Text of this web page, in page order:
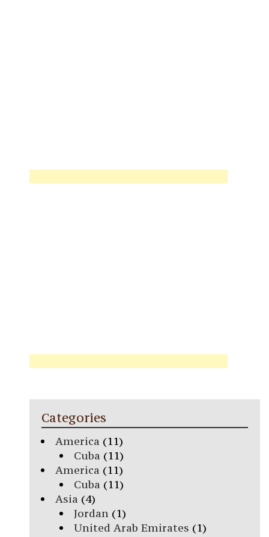
Categories
America (11)
Cuba (11)
America (11)
Cuba (11)
Asia (4)
Jordan(1)
United Arab Emirates (1)